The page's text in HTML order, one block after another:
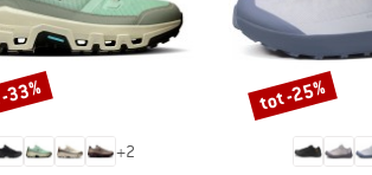
+2
Korting
tot -25%